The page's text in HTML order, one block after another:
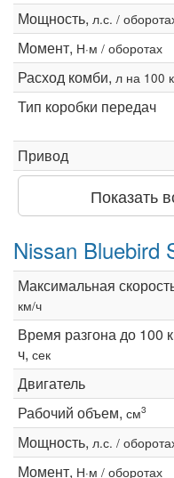
Мощность, л.с. /
Момент, Н·м / оборотах
Расход комби, л на 100
Тип коробки передач
Привод
Показать
Nissan Bluebird
Максимальная
км/ч
Время разгона до 100
ч, сек
Двигатель
Рабочий объем, см3
Мощность, л.с. /
Момент, Н·м / оборотах